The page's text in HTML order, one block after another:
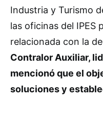
Industria y Turismo
las oficinas del IPES
relacionada con la
Contralor Auxiliar,
mencionó que el
soluciones y